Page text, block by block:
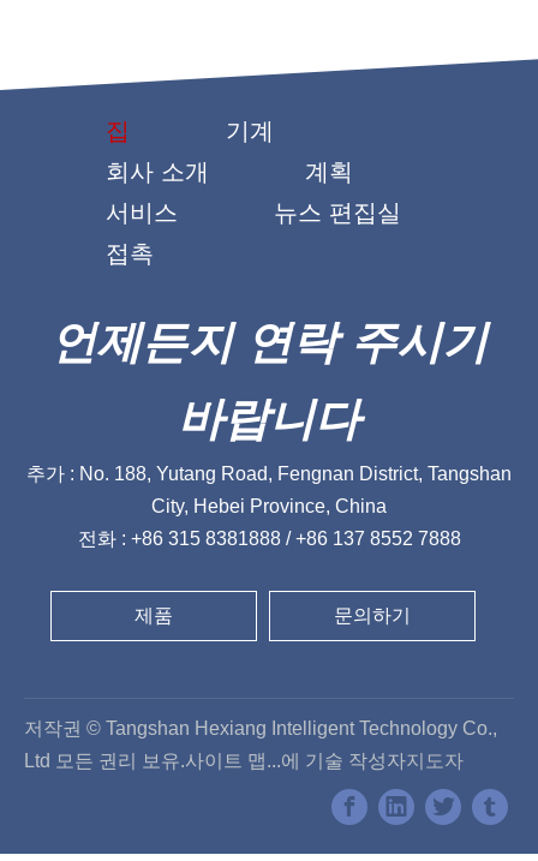
집
기계
회사 소개
계획
서비스
뉴스 편집실
접촉
언제든지 연락 주시기
바랍니다
추가 : No. 188, Yutang Road, Fengnan District, Tangshan
City, Hebei Province, China
전화 : +86 315 8381888 / +86 137 8552 7888
제품 문의하기
저작권 © Tangshan Hexiang Intelligent Technology Co.,
Ltd 모든 권리 보유.사이트 맵...에 기술 작성자지도자